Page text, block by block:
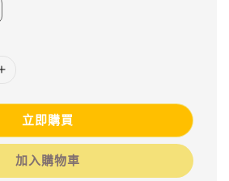
立即購買
加入購物車